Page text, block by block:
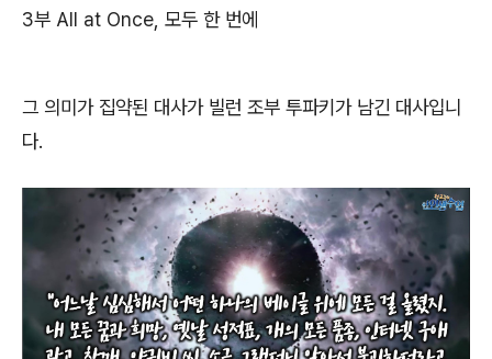
3부 All at Once, 모두 한 번에
그 의미가 집약된 대사가 빌런 조부 투파키가 남긴 대사입니
다.